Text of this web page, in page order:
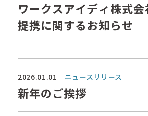
ワークスアイディ株式
提携に関するお知らせ
2026.01.01 ニュースリリース
新年のご挨拶